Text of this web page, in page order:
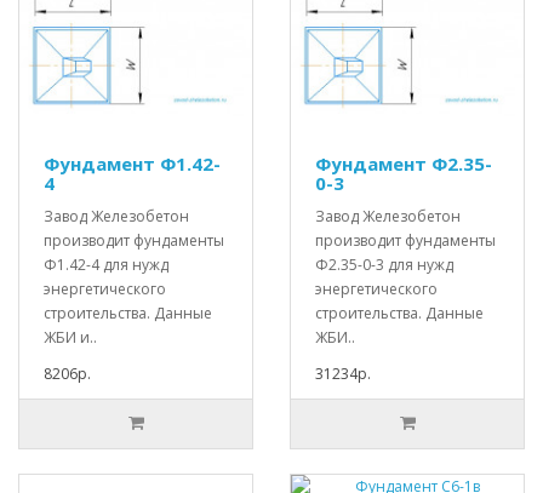
Фундамент Ф1.42-
4
Завод Железобетон
производит фундаменты
Ф1.42-4 для нужд
энергетического
строительства. Данные
ЖБИ и..
8206р.
Фундамент Ф2.35-
0-3
Завод Железобетон
производит фундаменты
Ф2.35-0-3 для нужд
энергетического
строительства. Данные
ЖБИ..
31234р.